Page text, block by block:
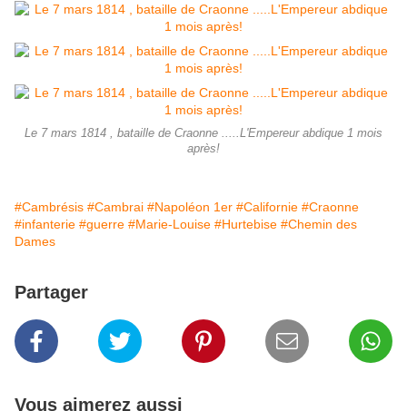
Le 7 mars 1814 , bataille de Craonne .....L'Empereur abdique 1 mois
après!
#Cambrésis #Cambrai #Napoléon 1er #Californie #Craonne
#infanterie #guerre #Marie-Louise #Hurtebise #Chemin des
Dames
Partager
Vous aimerez aussi